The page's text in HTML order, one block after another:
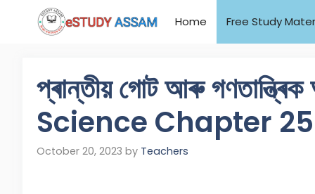
Home Free Study
প্ৰান্তীয় গোট আৰু
Science Chapter 25
October 20, 2023 by Teachers